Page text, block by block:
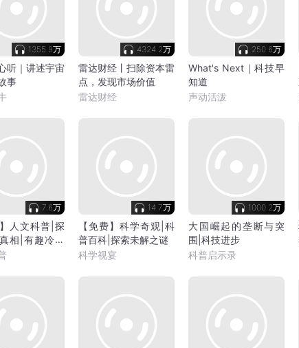
1355.9万
听｜讲述宇宙
事
4324.2万
雷达财经丨扫除资本雷
点，发现市场价值
雷达财经
250.6万
What's Next｜科技早
知道
声动活泼
7.6万
】人文科普|探
相|有趣冷知
14.7万
【免费】科学奇观|科
普百科|探索未解之谜
科学视宴
1000.2万
大国崛起的垄断与突
围|科技进步
科普启示录